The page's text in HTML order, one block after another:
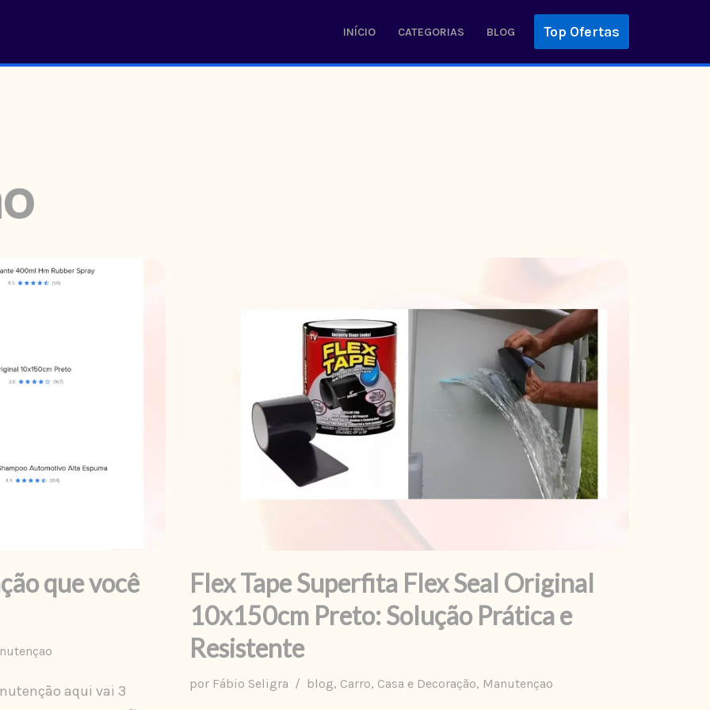
INÍCIO CATEGORIAS BLOG Top Ofertas
que você
aqui vai 3
Flex Tape Superfita Flex Seal Original
10x150cm Preto: Solução Prática e
Resistente
por Fábio Seligra blog, Carro, Casa e Decoração, Manutençao